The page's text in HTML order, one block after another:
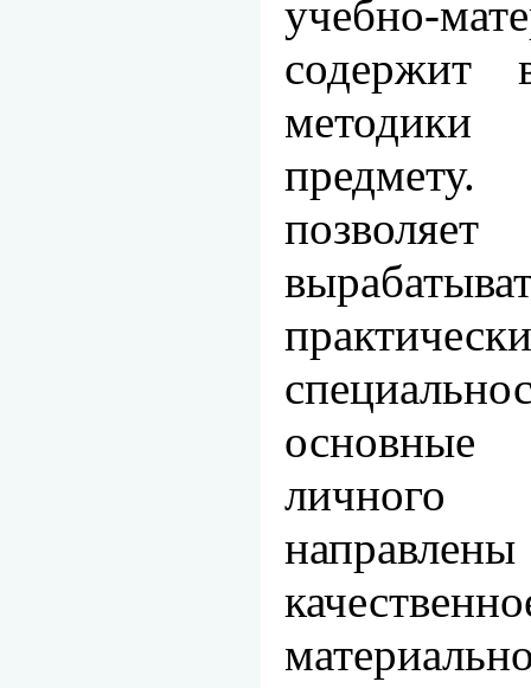
учебно-
содержит
личного